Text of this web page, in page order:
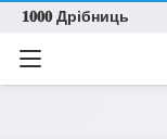
𝟏𝟎𝟎𝟎 Дрібниць